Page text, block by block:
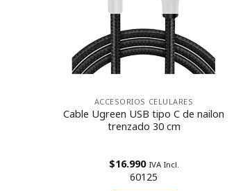
ACCESORIOS CELULARES
Cable Ugreen USB tipo C de nailon
trenzado 30 cm
$16.990 IVA Incl.
60125